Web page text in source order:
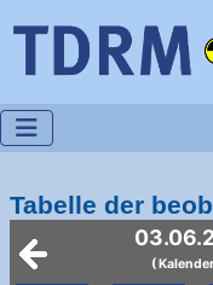
Tabelle der
(